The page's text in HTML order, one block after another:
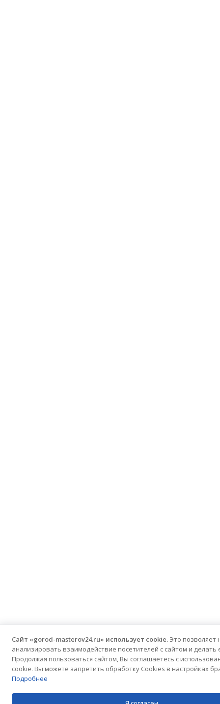
Сайт «gorod-masterov24.ru» использует cookie. Это позволяет
анализировать взаимодействие посетителей с сайтом и делать
Продолжая пользоваться сайтом, Вы соглашаетесь с
cookie. Вы можете запретить обработку Cookies в настройках
Подробнее